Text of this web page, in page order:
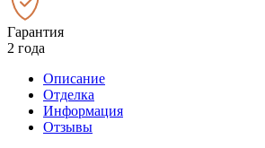
Гарантия
2 года
Описание
Отделка
Информация
Отзывы